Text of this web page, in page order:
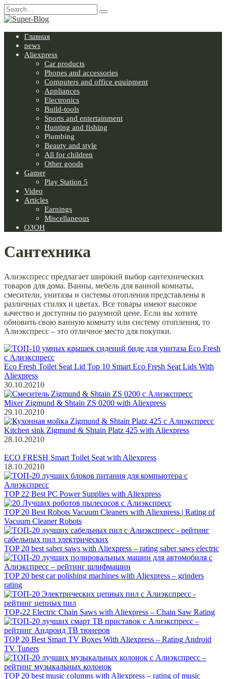
Skip
to
content
Search
for:
Главная
news
Aliexpress
Car products
Phones and accessories
Computers and office equipment
Appliances
Electronics
Build-tools
Sports and entertainment
Hunting and fishing
Plumbing
Beauty and style
All for children
Other goods
Gamer
Play Station 5
Video
Articles
Earnings
Miscellaneous
ОЗОН
Сантехника
Алиэкспресс предлагает широкий выбор сантехнических
товаров для дома. Ванны, мебель для ванной комнаты,
смесители, унитазы и системы отопления представлены в
различных стилях и цветах. Все товары имеют высокое
качество и доступны по разумной цене. Если вы хотите
обновить свою ванную комнату или систему отопления, то
Алиэкспресс – это отличное место для покупки.
Eco Fresh Toilet Seat Lid Top 10 Smart Eco Fresh Seat Lids With
Aliexpress
30.10.20210
Mixer Zigmund & Shtain ZS 0200 with Aliexpress
29.10.20210
Kitchen sink Zigmund & Shtain Platz 425 with Aliexpress
28.10.20210
ECO FRESH Smart Toilet Seat with Aliexpress
18.10.20210
TOP 22 Best PC Power Supplies with Aliexpress
TOP 20 Best Robots Vacuum Cleaners with Aliexpress | Rating of
Vacuum Cleaner Robots
TOP 20 best saber saws with Aliexpress – rating saber saws electric
TOP 20 best car polishing machines with Aliexpress – grinders
rating
TOP-22 Electric Chain Saws with Aliexpress – Chain Saw Rating
TOP 20 Best Smart TV Boxes With Aliexpress – Rating Android
TV Tuners
TOP 20 best music columns with Aliexpress – rating of music